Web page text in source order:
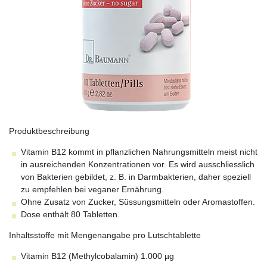
Produktbeschreibung
Vitamin B12 kommt in pflanzlichen Nahrungsmitteln meist nicht
in ausreichenden Konzentrationen vor. Es wird ausschliesslich
von Bakterien gebildet, z. B. in Darmbakterien, daher speziell
zu empfehlen bei veganer Ernährung.
Ohne Zusatz von Zucker, Süssungsmitteln oder Aromastoffen.
Dose enthält 80 Tabletten.
Inhaltsstoffe mit Mengenangabe pro Lutschtablette
Vitamin B12 (Methylcobalamin) 1.000 µg